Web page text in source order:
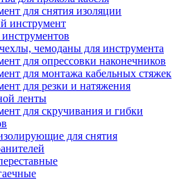
для снятия изоляции
инструмент
чемоданы для инструмента
для опрессовки наконечников
для монтажа кабельных стяжек
для резки и натяжения
ленты
для скручивания и гибки
для снятия